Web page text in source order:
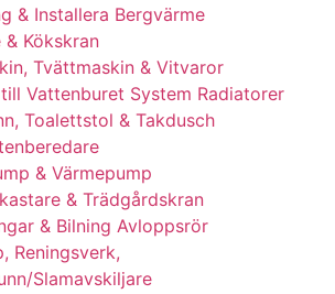
& Installera Bergvärme
& Kökskran
Tvättmaskin & Vitvaror
Vattenburet System Radiatorer
Toalettstol & Takdusch
& Värmepump
& Trädgårdskran
& Bilning Avloppsrör
Reningsverk,
Slamavskiljare